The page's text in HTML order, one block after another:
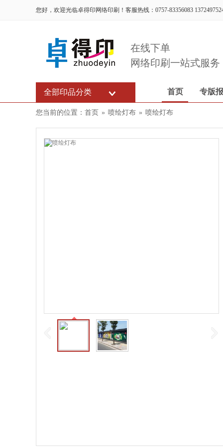
您好，欢迎光临卓得印网络印刷！客服热线：0757-83356083
在线下单
网络印刷一站式服务
全部印品分类 首页 专版
您当前的位置： 首页 » 喷绘灯布 » 喷绘灯布